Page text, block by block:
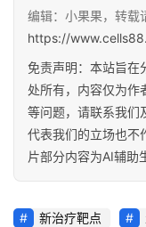
床
转
化
会
展
登录
编辑：小果果，转载
https://
免责声明：本站旨在
处所有，内容仅为作
等问题，请联系我们
代表我们的立场也不
片部分内容为AI辅助
新治疗靶点